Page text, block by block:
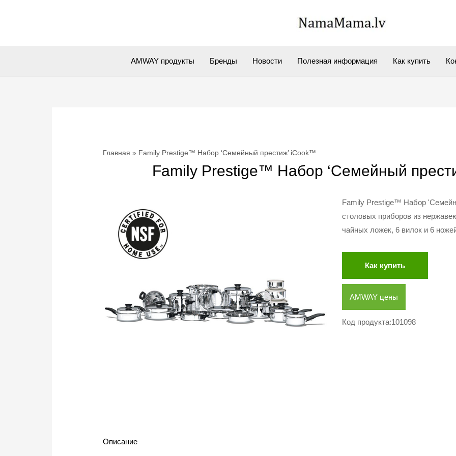
AMWAY продукты Бренды Новости Полезная информация Как купить
Главная Family Prestige™ Набор ‘Семейный престиж’ iCook™
Family Prestige™ Набор ‘Семейный
Family Prestige™ Набор
столовых приборов из
чайных ложек, 6 вилок и 6
Как купить
AMWAY цены
Код продукта:101098
Описание